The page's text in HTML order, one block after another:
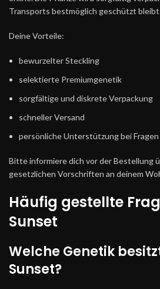
Transports bestmöglich geschützt
Deine Vorteile:
bewurzelter Steckling
selektierte Premiumgenetik
sorgfältige und diskrete Verpackung
schneller Versand
persönliche Unterstützung bei
Bitte informiere dich vor der Bestellung
gesetzlichen Vorschriften an deinem
Häufig gestellte
Sunset
Welche Genetik
Sunset?